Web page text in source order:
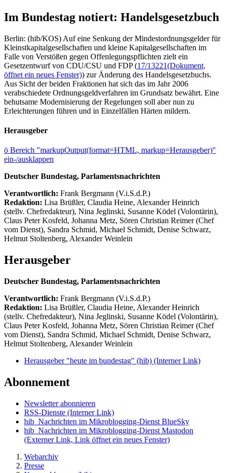
Im Bundestag notiert: Handelsgesetzbuch
Berlin: (hib/KOS) Auf eine Senkung der Mindestordnungsgelder für
Kleinstkapitalgesellschaften und kleine Kapitalgesellschaften im
Falle von Verstößen gegen Offenlegungspflichten zielt ein
Gesetzentwurf von CDU/CSU und FDP (17/13221(Dokument,
öffnet ein neues Fenster)) zur Änderung des Handelsgesetzbuchs.
Aus Sicht der beiden Fraktionen hat sich das im Jahr 2006
verabschiedete Ordnungsgeldverfahren im Grundsatz bewährt. Eine
behutsame Modernisierung der Regelungen soll aber nun zu
Erleichterungen führen und in Einzelfällen Härten mildern.
Herausgeber
ö Bereich "markupOutput(format=HTML, markup=Herausgeber)"
ein-/ausklappen
Deutscher Bundestag, Parlamentsnachrichten
Verantwortlich: Frank Bergmann (V.i.S.d.P.)
Redaktion: Lisa Brüßler, Claudia Heine, Alexander Heinrich
(stellv. Chefredakteur), Nina Jeglinski, Susanne Ködel (Volontärin),
Claus Peter Kosfeld, Johanna Metz, Sören Christian Reimer (Chef
vom Dienst), Sandra Schmid, Michael Schmidt, Denise Schwarz,
Helmut Stoltenberg, Alexander Weinlein
Herausgeber
Deutscher Bundestag, Parlamentsnachrichten
Verantwortlich: Frank Bergmann (V.i.S.d.P.)
Redaktion: Lisa Brüßler, Claudia Heine, Alexander Heinrich
(stellv. Chefredakteur), Nina Jeglinski, Susanne Ködel (Volontärin),
Claus Peter Kosfeld, Johanna Metz, Sören Christian Reimer (Chef
vom Dienst), Sandra Schmid, Michael Schmidt, Denise Schwarz,
Helmut Stoltenberg, Alexander Weinlein
Herausgeber "heute im bundestag" (hib) (Interner Link)
Abonnement
Newsletter abonnieren
RSS-Dienste (Interner Link)
hib_Nachrichten im Mikroblogging-Dienst BlueSky
hib_Nachrichten im Mikroblogging-Dienst Mastodon
(Externer Link, Link öffnet ein neues Fenster)
Webarchiv
Presse